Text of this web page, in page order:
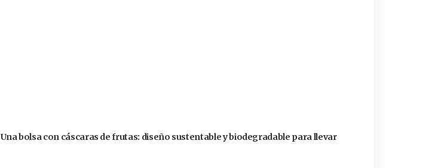
Una bolsa con cáscaras de frutas: diseño sustentable y biodegradable para llevar